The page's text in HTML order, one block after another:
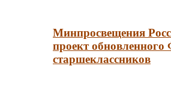
Минпросвещения
проект
старшеклассников